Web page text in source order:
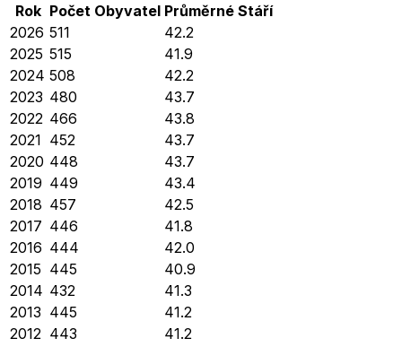
Rok Počet Obyvatel Průměrné Stáří
2026 511
42.2
2025 515
41.9
2024 508
42.2
2023 480
43.7
2022 466
43.8
2021 452
43.7
2020 448
43.7
2019 449
43.4
2018 457
42.5
2017 446
41.8
2016 444
42.0
2015 445
40.9
2014 432
41.3
2013 445
41.2
2012 443
41.2